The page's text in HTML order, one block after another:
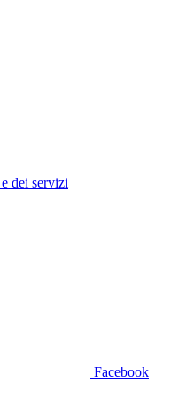
dei servizi
Facebook